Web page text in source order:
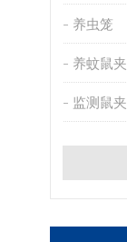
养虫笼
养蚊鼠夹
监测鼠夹